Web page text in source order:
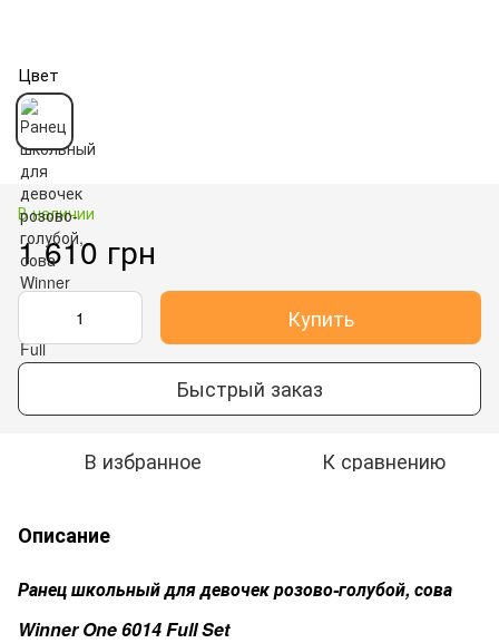
Цвет
В наличии
1 610 грн
Купить
Быстрый заказ
В избранное К сравнению
Описание
Ранец школьный для девочек розово-голубой, сова
Winner One 6014 Full Set